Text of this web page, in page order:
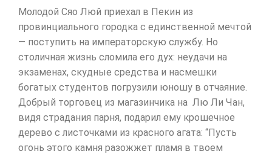
Молодой Сяо Люй приехал в Пекин из
провинциального городка с единственной мечтой
— поступить на императорскую службу. Но
столичная жизнь сломила его дух: неудачи на
экзаменах, скудные средства и насмешки
богатых студентов погрузили юношу в отчаяние.
Добрый торговец из магазинчика на Лю Ли Чан,
видя страдания парня, подарил ему крошечное
дерево с листочками из красного агата: “Пусть
огонь этого камня разожжет пламя в твоем